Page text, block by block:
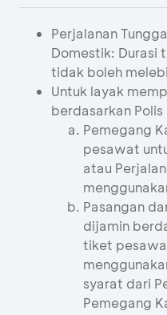
Perjalanan
Domestik: Durasi
tidak boleh
Untuk layak
berdasarkan Polis
Pemegang
pesawat
atau
Pasangan
dijamin
tiket
syarat dari
Pemegang